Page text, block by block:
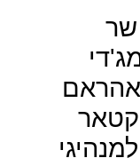
שר
אהראם